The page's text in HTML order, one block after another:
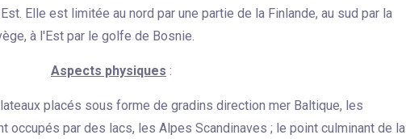
Elle est limitée au nord par une partie de la Finlande, au sud par la
à l'Est par le golfe de Bosnie.
Aspects physiques :
placés sous forme de gradins direction mer Baltique, les
occupés par des lacs, les Alpes Scandinaves ; le point culminant de la